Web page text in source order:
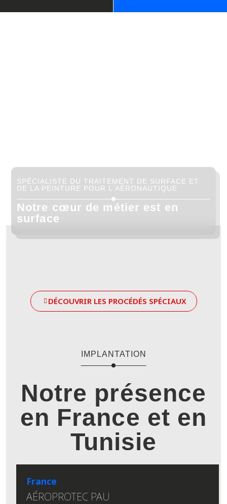
SPÉCIALISTE DU TRAITEMENT DE SURFACE ET
DE LA PEINTURE POUR L'AÉRONAUTIQUE
Notre cœur de métier est en
surface
DÉCOUVRIR LES PROCÉDÉS SPÉCIAUX
IMPLANTATION
Notre présence
en France et en
Tunisie
France
AÉROPROTEC PAU